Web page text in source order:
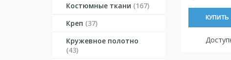
Костюмные ткани (167)
Креп (37)
Кружевное полотно
(43)
КУПИТЬ